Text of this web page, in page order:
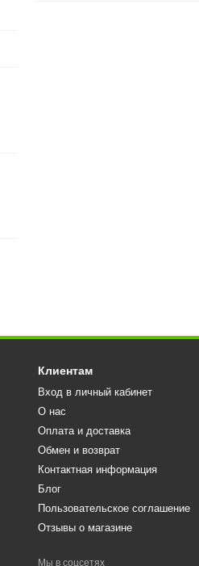
Клиентам
Вход в личный кабинет
О нас
Оплата и доставка
Обмен и возврат
Контактная информация
Блог
Пользовательское соглашение
Отзывы о магазине
Мы в соцсетях